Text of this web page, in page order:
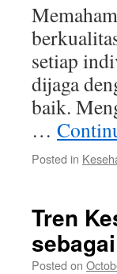
setiap
dijaga
baik.
…
Posted in
Tren
Posted on